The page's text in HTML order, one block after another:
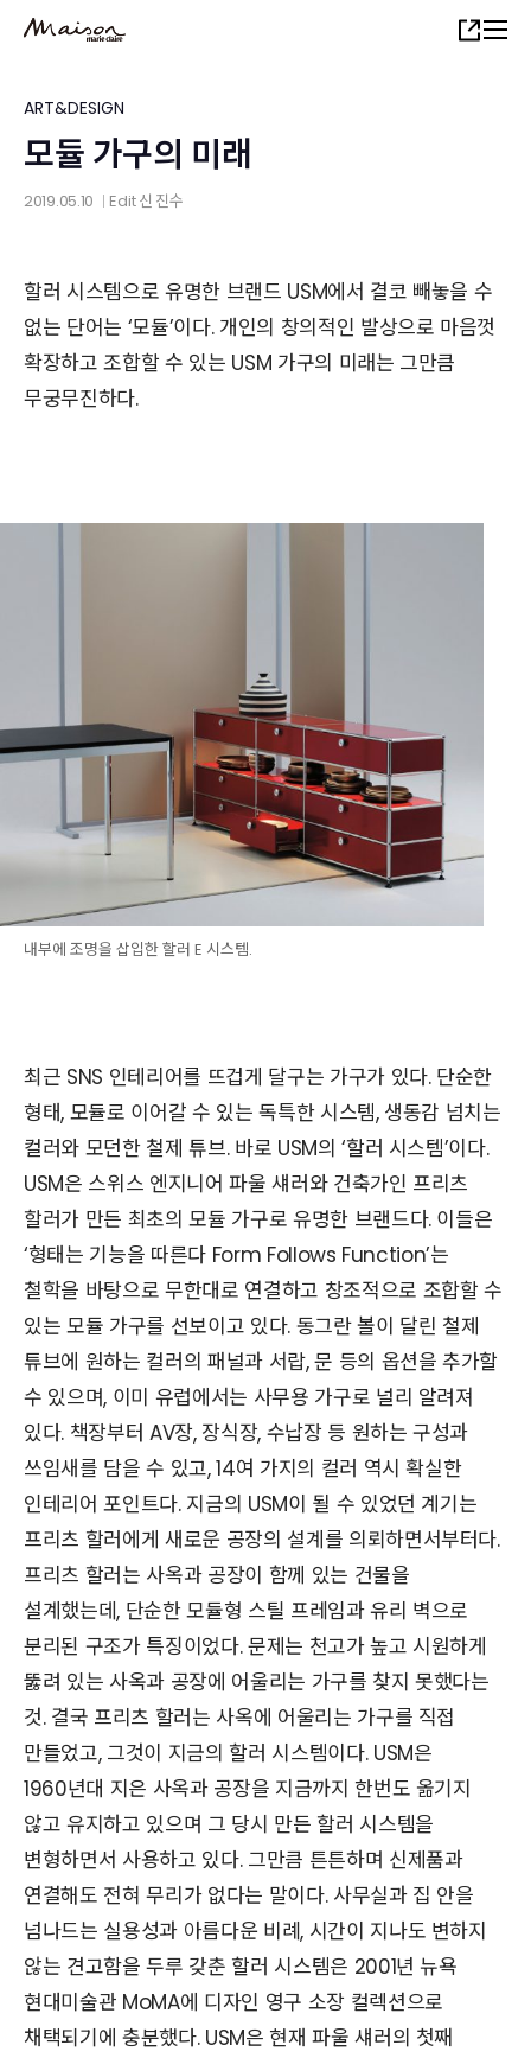
content
Share
ART&DESIGN
모듈 가구의 미래
2019.05.10 Edit신 진수
할러 시스템으로 유명한 브랜드 USM에서 결코 빼놓을 수
없는 단어는 ‘모듈’이다. 개인의 창의적인 발상으로 마음껏
확장하고 조합할 수 있는 USM 가구의 미래는 그만큼
무궁무진하다.
내부에 조명을 삽입한 할러 E 시스템.
최근 SNS 인테리어를 뜨겁게 달구는 가구가 있다. 단순한
형태, 모듈로 이어갈 수 있는 독특한 시스템, 생동감 넘치는
컬러와 모던한 철제 튜브. 바로 USM의 ‘할러 시스템’이다.
USM은 스위스 엔지니어 파울 섀러와 건축가인 프리츠
할러가 만든 최초의 모듈 가구로 유명한 브랜드다. 이들은
‘형태는 기능을 따른다 Form Follows Function’는
철학을 바탕으로 무한대로 연결하고 창조적으로 조합할 수
있는 모듈 가구를 선보이고 있다. 동그란 볼이 달린 철제
튜브에 원하는 컬러의 패널과 서랍, 문 등의 옵션을 추가할
수 있으며, 이미 유럽에서는 사무용 가구로 널리 알려져
있다. 책장부터 AV장, 장식장, 수납장 등 원하는 구성과
쓰임새를 담을 수 있고, 14여 가지의 컬러 역시 확실한
인테리어 포인트다. 지금의 USM이 될 수 있었던 계기는
프리츠 할러에게 새로운 공장의 설계를 의뢰하면서부터다.
프리츠 할러는 사옥과 공장이 함께 있는 건물을
설계했는데, 단순한 모듈형 스틸 프레임과 유리 벽으로
분리된 구조가 특징이었다. 문제는 천고가 높고 시원하게
뚫려 있는 사옥과 공장에 어울리는 가구를 찾지 못했다는
것. 결국 프리츠 할러는 사옥에 어울리는 가구를 직접
만들었고, 그것이 지금의 할러 시스템이다. USM은
1960년대 지은 사옥과 공장을 지금까지 한번도 옮기지
않고 유지하고 있으며 그 당시 만든 할러 시스템을
변형하면서 사용하고 있다. 그만큼 튼튼하며 신제품과
연결해도 전혀 무리가 없다는 말이다. 사무실과 집 안을
넘나드는 실용성과 아름다운 비례, 시간이 지나도 변하지
않는 견고함을 두루 갖춘 할러 시스템은 2001년 뉴욕
현대미술관 MoMA에 디자인 영구 소장 컬렉션으로
채택되기에 충분했다. USM은 현재 파울 섀러의 첫째